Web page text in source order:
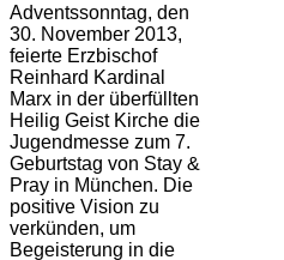
Adventssonntag, den
30. November 2013,
feierte Erzbischof
Reinhard Kardinal
Marx in der überfüllten
Heilig Geist Kirche die
Jugendmesse zum 7.
Geburtstag von Stay &
Pray in München. Die
positive Vision zu
verkünden, um
Begeisterung in die